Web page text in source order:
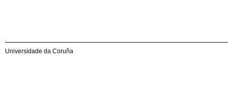
Universidade da Coruña